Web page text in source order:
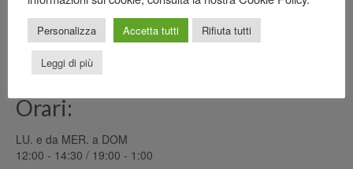
348 3969456
0522 082778
sangregoriocorreggio@gmail.com
Orari:
LU. e da MER. a DOM
12:00 - 14:30 / 19:00 - 1:00
Personalizza Accetta tutti Rifiuta tutti
Leggi di più